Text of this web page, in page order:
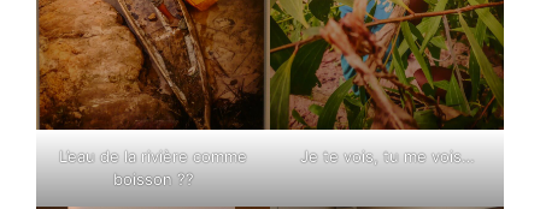
L’eau de la rivière comme
boisson ??
Je te vois, tu me vois…